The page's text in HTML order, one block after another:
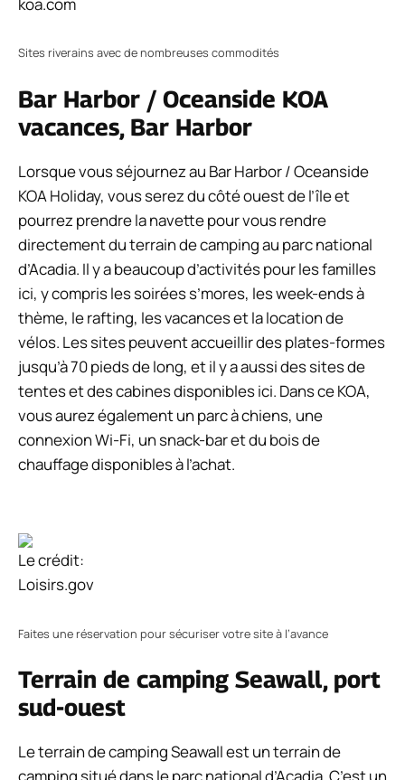
Sites riverains avec de nombreuses commodités
Bar Harbor / Oceanside KOA
vacances, Bar Harbor
Lorsque vous séjournez au Bar Harbor / Oceanside
KOA Holiday, vous serez du côté ouest de l’île et
pourrez prendre la navette pour vous rendre
directement du terrain de camping au parc national
d’Acadia. Il y a beaucoup d’activités pour les familles
ici, y compris les soirées s’mores, les week-ends à
thème, le rafting, les vacances et la location de
vélos. Les sites peuvent accueillir des plates-formes
jusqu’à 70 pieds de long, et il y a aussi des sites de
tentes et des cabines disponibles ici. Dans ce KOA,
vous aurez également un parc à chiens, une
connexion Wi-Fi, un snack-bar et du bois de
chauffage disponibles à l’achat.
Le crédit:
Loisirs.gov
Faites une réservation pour sécuriser votre site à l’avance
Terrain de camping Seawall, port
sud-ouest
Le terrain de camping Seawall est un terrain de